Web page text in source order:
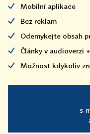
Mobilní aplikace
Bez reklam
Odemykejte obsah
Články v audioverzi
Možnost kdykoliv
s